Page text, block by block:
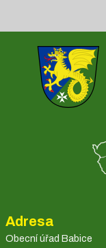
Adresa
Obecní úřad Babice